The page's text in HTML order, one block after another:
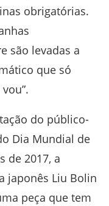
obrigatórias.
são levadas a
que só
do público-
Dia Mundial de
de 2017, a
japonês Liu Bolin
peça que tem